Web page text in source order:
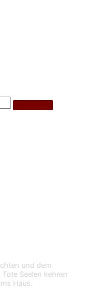
und dem
Seelen kehren
Haus.